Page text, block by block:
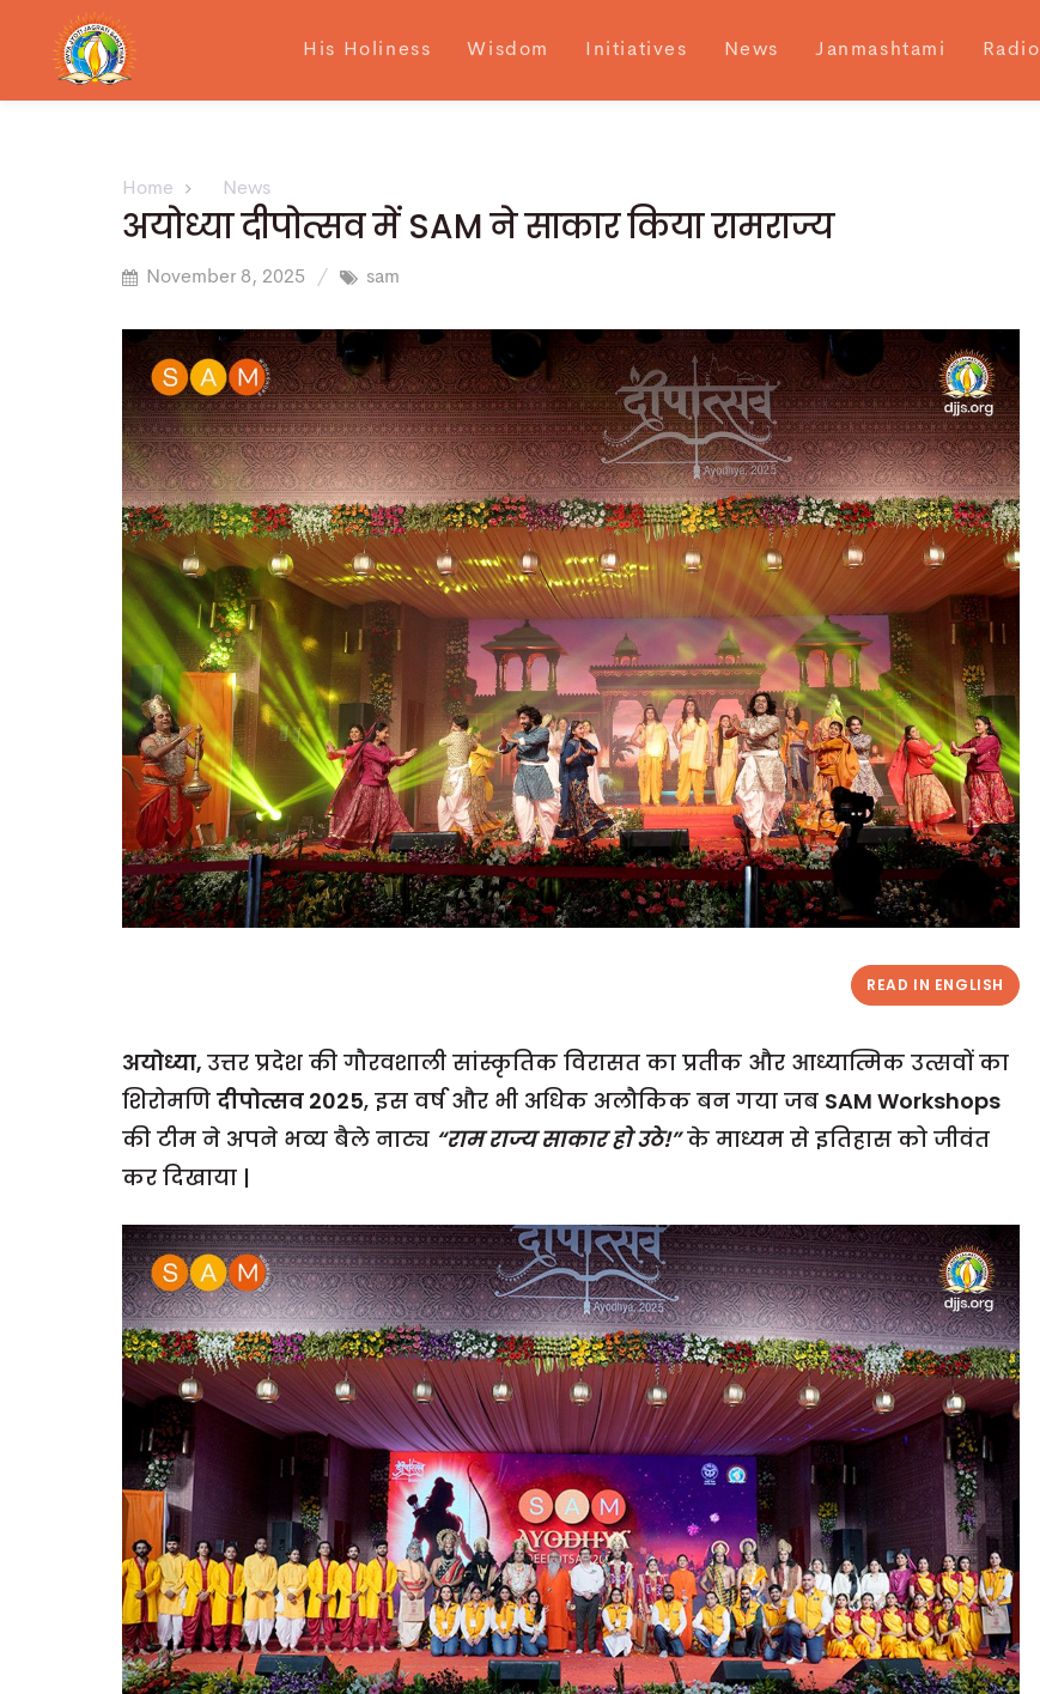
His Holiness Wisdom Initiatives News Janmashtami Radio
Home News
अयोध्या दीपोत्सव में SAM ने साकार किया रामराज्य
November 8, 2025 sam
READ IN ENGLISH
अयोध्या, उत्तर प्रदेश की गौरवशाली सांस्कृतिक विरासत का प्रतीक और आध्यात्मिक उत्सवों का
शिरोमणि दीपोत्सव 2025, इस वर्ष और भी अधिक अलौकिक बन गया जब SAM Workshops
की टीम ने अपने भव्य बैले नाट्य “राम राज्य साकार हो उठे!”के माध्यम से इतिहास को जीवंत
कर दिखाया |